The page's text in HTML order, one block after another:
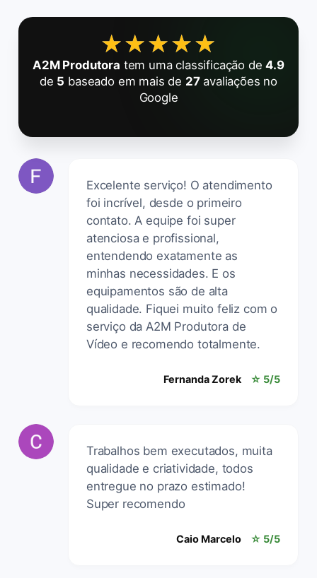
★★★★★
★★★★★
A2M Produtora tem uma classificação de4.9
de 5 baseado em mais de 27avaliações no
Google
Excelente serviço! O atendimento
foi incrível, desde o primeiro
contato. A equipe foi super
atenciosa e profissional,
entendendo exatamente as
minhas necessidades. E os
equipamentos são de alta
qualidade. Fiquei muito feliz com o
serviço da A2M Produtora de
Vídeo e recomendo totalmente.
Fernanda Zorek ☆ 5/5
Trabalhos bem executados, muita
qualidade e criatividade, todos
entregue no prazo estimado!
Super recomendo
Caio Marcelo ☆ 5/5